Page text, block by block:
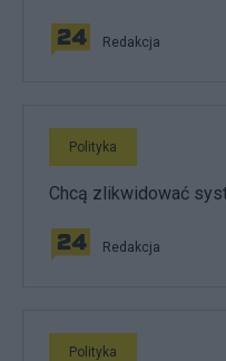
Redakcja
Polityka
Chcą zlikwidować
Redakcja
Polityka